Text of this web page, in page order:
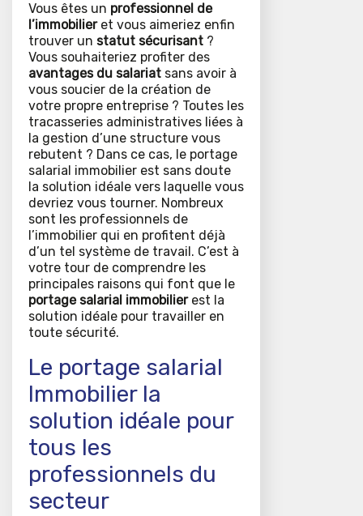
Vous êtes un professionnel de
l’immobilieret vous aimeriez enfin
trouver un statut sécurisant ?
Vous souhaiteriez profiter des
avantages du salariat sans avoir à
vous soucier de la création de
votre propre entreprise ? Toutes les
tracasseries administratives liées à
la gestion d’une structure vous
rebutent ? Dans ce cas, le portage
salarial immobilier est sans doute
la solution idéale vers laquelle vous
devriez vous tourner. Nombreux
sont les professionnels de
l’immobilier qui en profitent déjà
d’un tel système de travail. C’est à
votre tour de comprendre les
principales raisons qui font que le
portage salarial immobilierest la
solution idéale pour travailler en
toute sécurité.
Le portage salarial
Immobilier la
solution idéale pour
tous les
professionnels du
secteur